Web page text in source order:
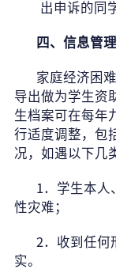
出申诉的同
四、信息管理
家庭经济困
导出做为学生资
生档案可在每年
行适度调整，包
况，如遇以下几
1 ．学生本人
性灾难；
2 ．收到任何
实。